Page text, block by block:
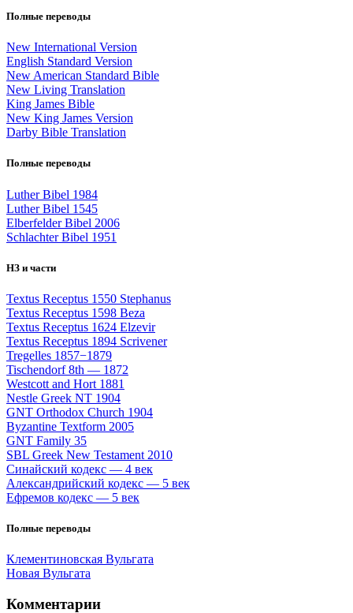
Полные переводы
New International Version
English Standard Version
New American Standard Bible
New Living Translation
King James Bible
New King James Version
Darby Bible Translation
Полные переводы
Luther Bibel 1984
Luther Bibel 1545
Elberfelder Bibel 2006
Schlachter Bibel 1951
НЗ и части
Textus Receptus 1550 Stephanus
Textus Receptus 1598 Beza
Textus Receptus 1624 Elzevir
Textus Receptus 1894 Scrivener
Tregelles 1857−1879
Tischendorf 8th — 1872
Westcott and Hort 1881
Nestle Greek NT 1904
GNT Orthodox Church 1904
Byzantine Textform 2005
GNT Family 35
SBL Greek New Testament 2010
Синайский кодекс — 4 век
Александрийский кодекс — 5 век
Ефремов кодекс — 5 век
Полные переводы
Клементиновская Вульгата
Новая Вульгата
Комментарии